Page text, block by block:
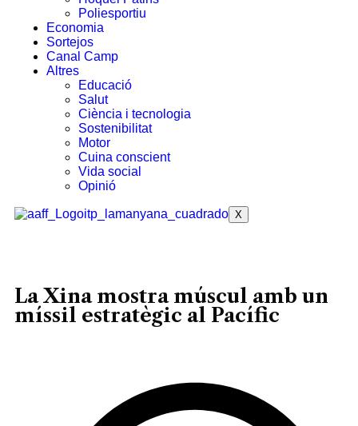
Poliesportiu
Economia
Sortejos
Canal Camp
Altres
Educació
Salut
Ciència i tecnologia
Sostenibilitat
Motor
Cuina conscient
Vida social
Opinió
X
La Xina mostra múscul amb un
míssil estratègic al Pacífic